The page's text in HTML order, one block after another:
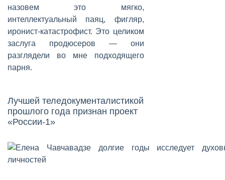
назовем это мягко,
интеллектуальный паяц, фигляр,
иронист-катастрофист. Это целиком
заслуга продюсеров — они
разглядели во мне подходящего
парня.
Лучшей теледокументалистикой
прошлого года признан проект
«России-1»